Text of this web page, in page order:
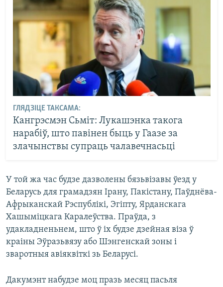
ГЛЯДЗІЦЕ ТАКСАМА:
Кангрэсмэн Сьміт: Лукашэнка такога
нарабіў, што павінен быць у Гаазе за
злачынствы супраць чалавечнасьці
У той жа час будзе дазволены бязьвізавы ўезд у
Беларусь для грамадзян Ірану, Пакістану, Паўднёва-
Афрыканскай Рэспублікі, Эгіпту, Ярданскага
Хашыміцкага Каралеўства. Праўда, з
удакладненьнем, што ў іх будзе дзейная віза ў
краіны Эўразьвязу або Шэнгенскай зоны і
зваротныя авіяквіткі зь Беларусі.
Дакумэнт набудзе моц празь месяц пасьля